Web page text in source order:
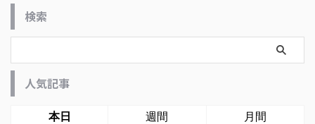
検索
人気記事
本日 週間 月間